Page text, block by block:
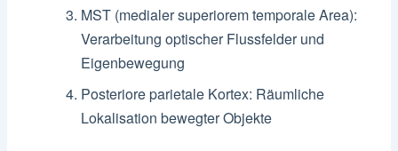
MST (medialer superiorem temporale Area):
Verarbeitung optischer Flussfelder und
Eigenbewegung
Posteriore parietale Kortex: Räumliche
Lokalisation bewegter Objekte